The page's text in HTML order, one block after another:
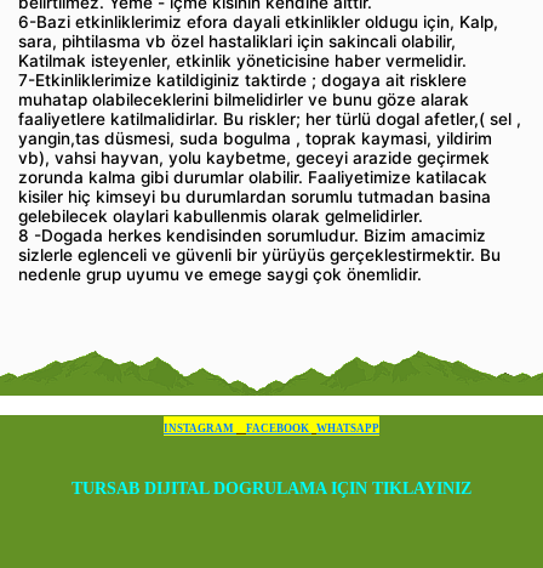
6-Bazi etkinliklerimiz efora dayali etkinlikler oldugu için, Kalp,
sara, pihtilasma vb özel hastaliklari için sakincali olabilir,
Katilmak isteyenler, etkinlik yöneticisine haber vermelidir.
7-Etkinliklerimize katildiginiz taktirde ; dogaya ait risklere
muhatap olabileceklerini bilmelidirler ve bunu göze alarak
faaliyetlere katilmalidirlar. Bu riskler; her türlü dogal afetler,( sel ,
yangin,tas düsmesi, suda bogulma , toprak kaymasi, yildirim
vb), vahsi hayvan, yolu kaybetme, geceyi arazide geçirmek
zorunda kalma gibi durumlar olabilir. Faaliyetimize katilacak
kisiler hiç kimseyi bu durumlardan sorumlu tutmadan basina
gelebilecek olaylari kabullenmis olarak gelmelidirler.
8 -Dogada herkes kendisinden sorumludur. Bizim amacimiz
sizlerle eglenceli ve güvenli bir yürüyüs gerçeklestirmektir. Bu
nedenle grup uyumu ve emege saygi çok önemlidir.
INSTAGRAM FACEBOOK WHATSAPP
TURSAB DIJITAL DOGRULAMA IÇIN TIKLAYINIZ